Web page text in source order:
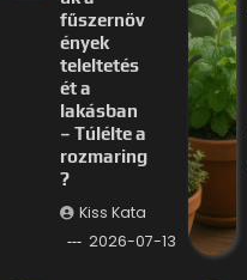
fűszernöv
ények
teleltetés
ét a
lakásban
– Túlélte a
rozmaring
?
Kiss Kata
2026-07-13